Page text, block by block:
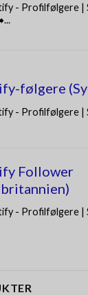
- Profilfølgere |
følgere
- Profilfølgere |
Follower
- Profilfølgere |